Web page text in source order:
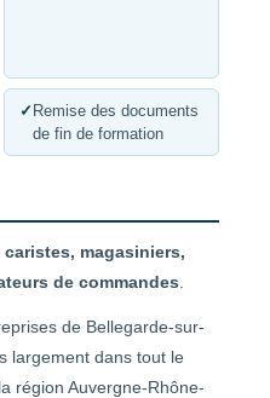
✓ Remise des documents
de fin de formation
caristes, magasiniers,
de commandes
de Bellegarde-sur-
largement dans tout le
région Auvergne-Rhône-